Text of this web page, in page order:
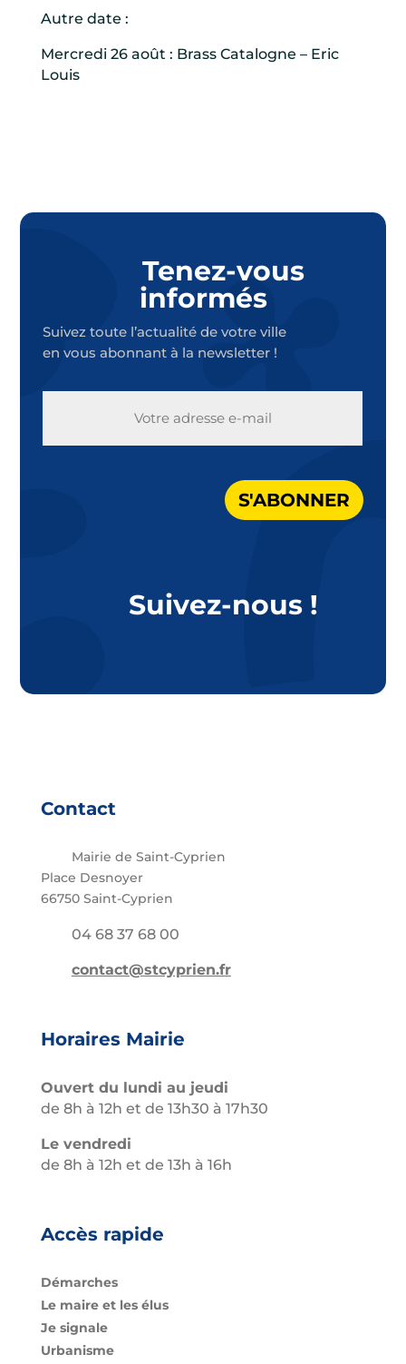
Autre date :
Mercredi 26 août : Brass Catalogne – Eric
Louis
Tenez-vous
informés
Suivez toute l’actualité de votre ville
en vous abonnant à la newsletter !
S'ABONNER
Suivez-nous !
Contact
Mairie de Saint-Cyprien
Place Desnoyer
66750 Saint-Cyprien
04 68 37 68 00
contact@stcyprien.fr
Horaires Mairie
Ouvert du lundi au jeudi
de 8h à 12h et de 13h30 à 17h30
Le vendredi
de 8h à 12h et de 13h à 16h
Accès rapide
Démarches
Le maire et les élus
Je signale
Urbanisme